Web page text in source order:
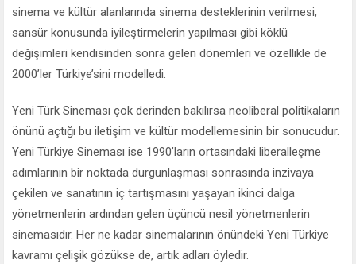
sinema ve kültür alanlarında sinema desteklerinin verilmesi,
sansür konusunda iyileştirmelerin yapılması gibi köklü
değişimleri kendisinden sonra gelen dönemleri ve özellikle de
2000’ler Türkiye’sini modelledi.
Yeni Türk Sineması çok derinden bakılırsa neoliberal politikaların
önünü açtığı bu iletişim ve kültür modellemesinin bir sonucudur.
Yeni Türkiye Sineması ise 1990’ların ortasındaki liberalleşme
adımlarının bir noktada durgunlaşması sonrasında inzivaya
çekilen ve sanatının iç tartışmasını yaşayan ikinci dalga
yönetmenlerin ardından gelen üçüncü nesil yönetmenlerin
sinemasıdır. Her ne kadar sinemalarının önündeki Yeni Türkiye
kavramı çelişik gözükse de, artık adları öyledir.